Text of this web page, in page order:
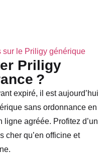
sur le Priligy générique
Priligy
?
expiré, il est aujourd’hui
sans ordonnance en
ligne agréée. Profitez d’un
cher qu’en officine et